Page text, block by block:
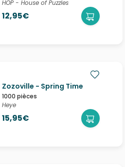
HOP - House of Puzzles
12,95€
Zozoville - Spring Time
1000 pièces
Heye
15,95€